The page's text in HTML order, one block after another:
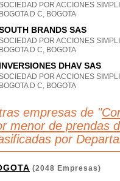
POR ACCIONES
BOGOTA D C, BOGOTA
BRANDS SAS
POR ACCIONES
BOGOTA D C, BOGOTA
INVERSIONES DHAV SAS
POR ACCIONES
BOGOTA D C, BOGOTA
empresas de "
menor de prendas
por
(2048 Empresas)